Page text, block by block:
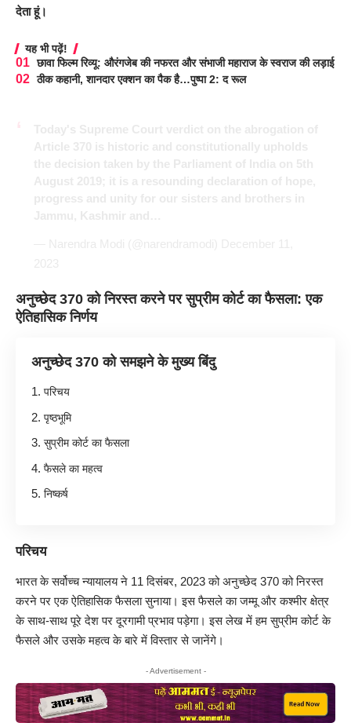
देता हूं।
यह भी पढ़ें!
छावा फिल्म रिव्यू: औरंगजेब की नफरत और संभाजी महाराज के स्वराज की लड़ाई
ठीक कहानी, शानदार एक्शन का पैक है…पुष्पा 2: द रूल
अनुच्छेद 370 को निरस्त करने पर सुप्रीम कोर्ट का फैसला: एक
ऐतिहासिक निर्णय
अनुच्छेद 370 को समझने के मुख्य बिंदु
परिचय
पृष्ठभूमि
सुप्रीम कोर्ट का फैसला
फैसले का महत्व
निष्कर्ष
परिचय
भारत के सर्वोच्च न्यायालय ने 11 दिसंबर, 2023 को अनुच्छेद 370 को निरस्त
करने पर एक ऐतिहासिक फैसला सुनाया। इस फैसले का जम्मू और कश्मीर क्षेत्र
के साथ-साथ पूरे देश पर दूरगामी प्रभाव पड़ेगा। इस लेख में हम सुप्रीम कोर्ट के
फैसले और उसके महत्व के बारे में विस्तार से जानेंगे।
- Advertisement -